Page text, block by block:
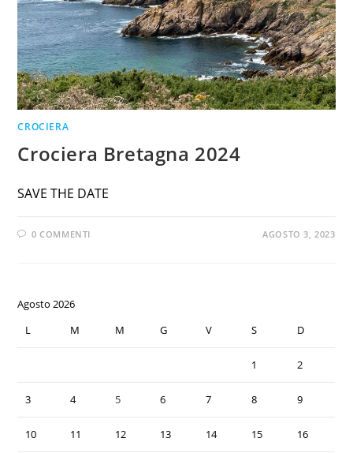
CROCIERA
Crociera Bretagna 2024
SAVE THE DATE
0 COMMENTI AGOSTO 3, 2023
Agosto 2026
L
M M G V S D
1 2
3 4 5 6 7 8 9
10 11 12 13 14 15 16